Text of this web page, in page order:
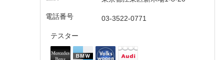
電話番号 03-3522-0771
テスター